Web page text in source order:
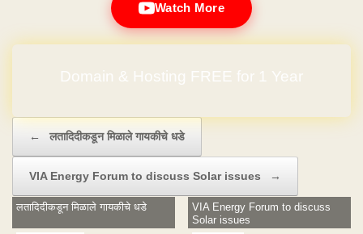
Watch More
Domain & Hosting FREE for 1 Year
← लतादिदीकडून मिळाले गायकीचे धडे
VIA Energy Forum to discuss Solar issues →
लतादिदीकडून मिळाले गायकीचे धडे
VIA Energy Forum to discuss
Solar issues